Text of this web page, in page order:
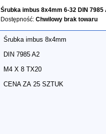
Śrubka imbus 8x4mm 6-32 DIN 7985
Dostępność: Chwilowy brak towaru
Śrubka imbus 8x4mm
DIN 7985 A2
M4 X 8 TX20
CENA ZA 25 SZTUK